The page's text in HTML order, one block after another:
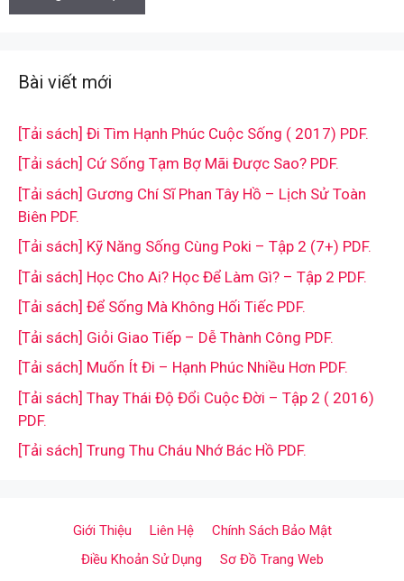
Bài viết mới
[Tải sách] Đi Tìm Hạnh Phúc Cuộc Sống ( 2017) PDF.
[Tải sách] Cứ Sống Tạm Bợ Mãi Được Sao? PDF.
[Tải sách] Gương Chí Sĩ Phan Tây Hồ – Lịch Sử Toàn
Biên PDF.
[Tải sách] Kỹ Năng Sống Cùng Poki – Tập 2 (7+) PDF.
[Tải sách] Học Cho Ai? Học Để Làm Gì? – Tập 2 PDF.
[Tải sách] Để Sống Mà Không Hối Tiếc PDF.
[Tải sách] Giỏi Giao Tiếp – Dễ Thành Công PDF.
[Tải sách] Muốn Ít Đi – Hạnh Phúc Nhiều Hơn PDF.
[Tải sách] Thay Thái Độ Đổi Cuộc Đời – Tập 2 ( 2016)
PDF.
[Tải sách] Trung Thu Cháu Nhớ Bác Hồ PDF.
Giới Thiệu Liên Hệ
Chính Sách Bảo Mật
Điều Khoản Sử Dụng
Sơ Đồ Trang Web